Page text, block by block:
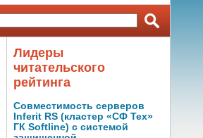
Лидеры
читательского
рейтинга
Совместимость серверов
Inferit RS (кластер «СФ Тех»
ГК Softline) с системой